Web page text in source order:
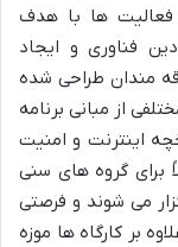
فعالیت ها با هدف
فناوری و ایجاد
مندان طراحی شده
از مبانی برنامه
اینترنت و امنیت
برای گروه های سنی
می شوند و فرصتی
بر کارگاه ها موزه